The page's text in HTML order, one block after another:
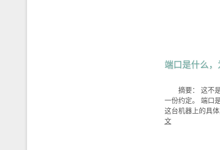
端口是什么
摘要： 这不
一份约定。 端口
这台机器上的具
文